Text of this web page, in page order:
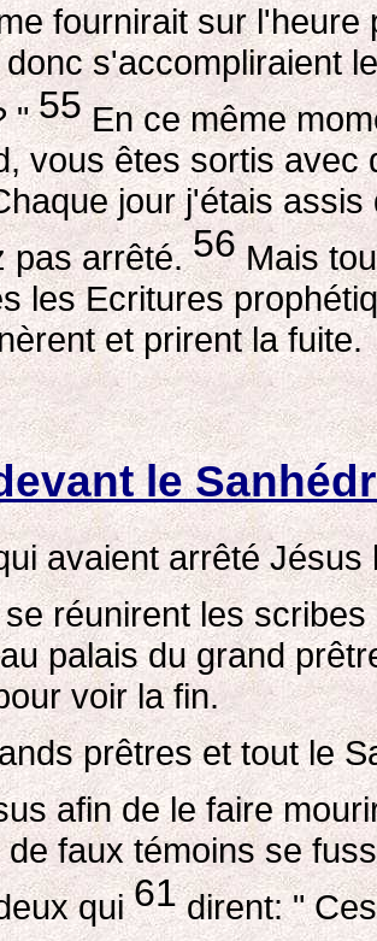
fournirait sur
s'accompliraient
"55En ce même
vous êtes sortis
jour j'étais
pas arrêté.56Mais
les Ecritures
et prirent la fuite.
le
avaient arrêté Jésus
réunirent les
palais du grand
voir la fin.
prêtres et tout le
afin de le faire
faux témoins se
qui61dirent: "